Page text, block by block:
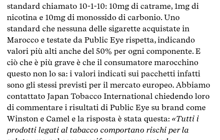
standard chiamato 10-1-10: 10mg di catrame, 1mg di
nicotina e 10mg di monossido di carbonio. Uno
standard che nessuna delle sigarette acquistate in
Marocco e testate da Public Eye rispetta, indicando
valori più alti anche del 50% per ogni componente. E
ciò che è più grave è che il consumatore marocchino
questo non lo sa: i valori indicati sui pacchetti infatti
sono gli stessi previsti per il mercato europeo. Abbiamo
contattato Japan Tobacco International chiedendo loro
di commentare i risultati di Public Eye su brand come
Winston e Camel e la risposta è stata questa: «Tutti i
prodotti legati al tabacco comportano rischi per la